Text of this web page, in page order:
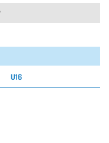
U16